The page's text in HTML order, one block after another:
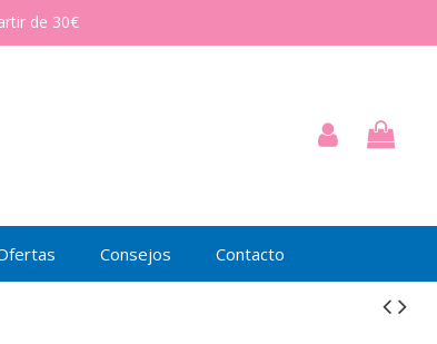
de 30€
Consejos Contacto